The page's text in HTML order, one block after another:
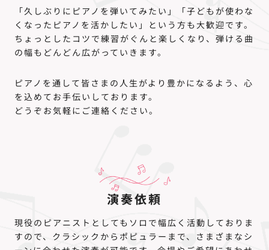
「久しぶりにピアノを弾いてみたい」「子どもが使わな
くなったピアノを活かしたい」という方も大歓迎です。
ちょっとしたコツで練習がぐんと楽しくなり、弾ける曲
の幅もどんどん広がっていきます。
ピアノを通して皆さまの人生がより豊かになるよう、心
を込めてお手伝いしております。
どうぞお気軽にご連絡ください。
演奏依頼
現役のピアニストとしてもソロで幅広く活動しておりま
すので、クラシックからポピュラーまで、さまざまなシ